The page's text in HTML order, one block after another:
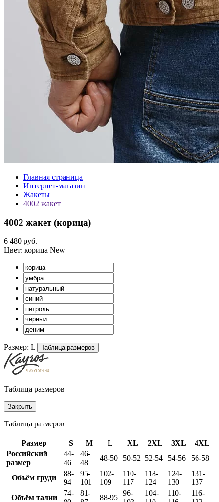
Главная страница
Интернет-магазин
Жакеты
4002 жакет
4002 жакет (корица)
6 480 руб.
Цвет: корица New
Размер: L Таблица размеров
Таблица размеров
Закрыть
Таблица размеров
Размер S M L XL 2XL 3XL
4XL
Российский
размер
44-
46
46-
48
48-50 50-52 52-54 54-56 56-58
Объём груди
88-
94
95-
101
102-
109
110-
117
118-
124
124-
130
131-
137
Объём талии
74-
81-
88-95
96-
104-
110-
116-